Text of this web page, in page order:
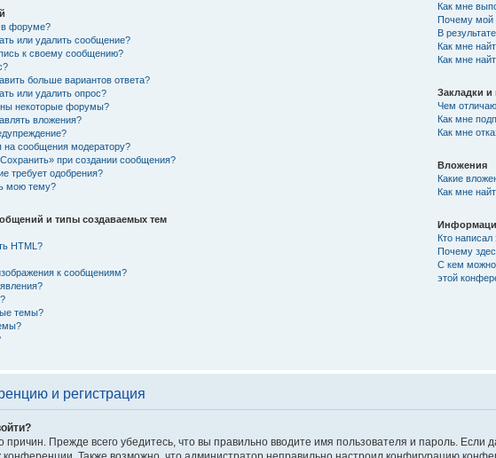
в форуме?
или удалить сообщение?
к своему сообщению?
больше вариантов ответа?
или удалить опрос?
некоторые форумы?
вложения?
на сообщения модератору?
при создании сообщения?
требует одобрения?
мою тему?
и типы создаваемых тем
HTML?
к сообщениям?
темы?
Как мне
Почему мой
В
Как мне
Как мне
Закладки и
Чем
Как мне
Как мне
Вложения
Какие
Как мне
Кто
Почему
С кем можно
этой
и регистрация
причин. Прежде всего убедитесь, что вы правильно вводите имя пользователя и пароль.